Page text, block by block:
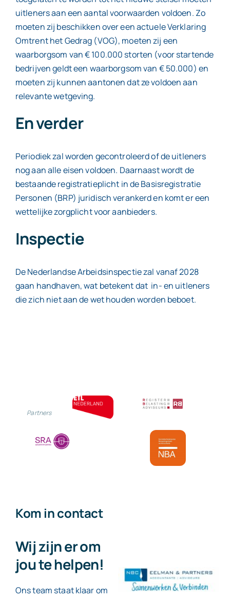
uitleners aan een aantal voorwaarden voldoen. Zo
moeten zij beschikken over een actuele Verklaring
Omtrent het Gedrag (VOG), moeten zij een
waarborgsom van € 100.000 storten (voor startende
bedrijven geldt een waarborgsom van € 50.000) en
moeten zij kunnen aantonen dat ze voldoen aan
relevante wetgeving.
En verder
Periodiek zal worden gecontroleerd of de uitleners
nog aan alle eisen voldoen. Daarnaast wordt de
bestaande registratieplicht in de Basisregistratie
Personen (BRP) juridisch verankerd en komt er een
wettelijke zorgplicht voor aanbieders.
Inspectie
De Nederlandse Arbeidsinspectie zal vanaf 2028
gaan handhaven, wat betekent dat in- en uitleners
die zich niet aan de wet houden worden beboet.
Partners
Kom in contact
Wij zijn er om
jou te helpen!
Ons team staat klaar om